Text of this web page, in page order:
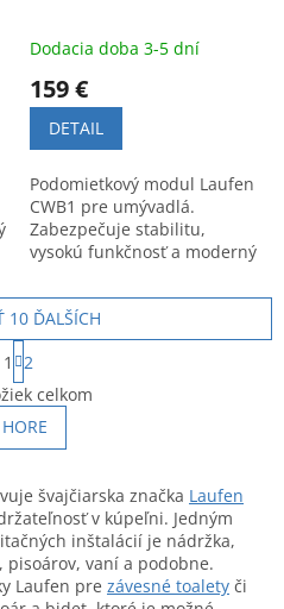
Dodacia doba 3-5 dní
159 €
DETAIL
Podomietkový modul Laufen
CWB1 pre umývadlá.
Zabezpečuje stabilitu,
vysokú funkčnosť a moderný
riešenie od svetoznámej
značky.
O
v
l
á
a
c
i
e
p
10 ĎALŠÍCH
S
t
r
á
n
k
v
a
n
i
e
1
2
celkom
HORE
švajčiarska značka Laufen
v kúpeľni. Jedným
inštalácií je nádržka,
, pisoárov, vaní a podobne.
Laufen pre závesné toalety či